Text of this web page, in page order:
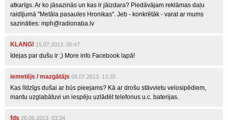
atkarīgs. Ar ko jāsazinās un kas ir jāizdara? Piedāvājam reklāmas daļu
raidījumā "Metāla pasaules Hronikas". Jeb - konkrētāk - varat ar mums
sazināties: mph@radionaba.lv
KLANG! 15.07.2013. 00:47
Idejas par dušu ir ;) More info Facebook lapā!
iemetējs / mazgātājs 08.07.2013. 13:20
Kas līdzīgs dušai ar būs pieejams? Kā ar drošu stāvvietu velosipēdiem,
mantu uzglabātuvi un iespēju uzlādēt telefonus u.c. baterijas.
fds 26.06.2013. 03:34